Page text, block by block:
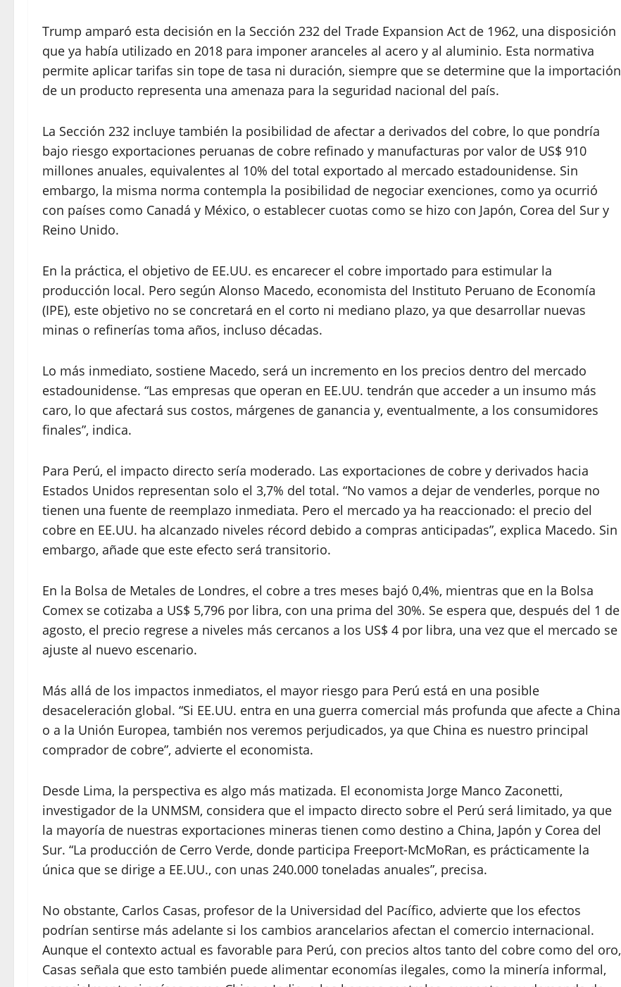
Trump amparó esta decisión en la Sección 232 del Trade Expansion Act de 1962, una disposición
que ya había utilizado en 2018 para imponer aranceles al acero y al aluminio. Esta normativa
permite aplicar tarifas sin tope de tasa ni duración, siempre que se determine que la importación
de un producto representa una amenaza para la seguridad nacional del país.
La Sección 232 incluye también la posibilidad de afectar a derivados del cobre, lo que pondría
bajo riesgo exportaciones peruanas de cobre refinado y manufacturas por valor de US$ 910
millones anuales, equivalentes al 10% del total exportado al mercado estadounidense. Sin
embargo, la misma norma contempla la posibilidad de negociar exenciones, como ya ocurrió
con países como Canadá y México, o establecer cuotas como se hizo con Japón, Corea del Sur y
Reino Unido.
En la práctica, el objetivo de EE.UU. es encarecer el cobre importado para estimular la
producción local. Pero según Alonso Macedo, economista del Instituto Peruano de Economía
(IPE), este objetivo no se concretará en el corto ni mediano plazo, ya que desarrollar nuevas
minas o refinerías toma años, incluso décadas.
Lo más inmediato, sostiene Macedo, será un incremento en los precios dentro del mercado
estadounidense. “Las empresas que operan en EE.UU. tendrán que acceder a un insumo más
caro, lo que afectará sus costos, márgenes de ganancia y, eventualmente, a los consumidores
finales”, indica.
Para Perú, el impacto directo sería moderado. Las exportaciones de cobre y derivados hacia
Estados Unidos representan solo el 3,7% del total. “No vamos a dejar de venderles, porque no
tienen una fuente de reemplazo inmediata. Pero el mercado ya ha reaccionado: el precio del
cobre en EE.UU. ha alcanzado niveles récord debido a compras anticipadas”, explica Macedo. Sin
embargo, añade que este efecto será transitorio.
En la Bolsa de Metales de Londres, el cobre a tres meses bajó 0,4%, mientras que en la Bolsa
Comex se cotizaba a US$ 5,796 por libra, con una prima del 30%. Se espera que, después del 1 de
agosto, el precio regrese a niveles más cercanos a los US$ 4 por libra, una vez que el mercado se
ajuste al nuevo escenario.
Más allá de los impactos inmediatos, el mayor riesgo para Perú está en una posible
desaceleración global. “Si EE.UU. entra en una guerra comercial más profunda que afecte a China
o a la Unión Europea, también nos veremos perjudicados, ya que China es nuestro principal
comprador de cobre”, advierte el economista.
Desde Lima, la perspectiva es algo más matizada. El economista Jorge Manco Zaconetti,
investigador de la UNMSM, considera que el impacto directo sobre el Perú será limitado, ya que
la mayoría de nuestras exportaciones mineras tienen como destino a China, Japón y Corea del
Sur. “La producción de Cerro Verde, donde participa Freeport-McMoRan, es prácticamente la
única que se dirige a EE.UU., con unas 240.000 toneladas anuales”, precisa.
No obstante, Carlos Casas, profesor de la Universidad del Pacífico, advierte que los efectos
podrían sentirse más adelante si los cambios arancelarios afectan el comercio internacional.
Aunque el contexto actual es favorable para Perú, con precios altos tanto del cobre como del oro,
Casas señala que esto también puede alimentar economías ilegales, como la minería informal,